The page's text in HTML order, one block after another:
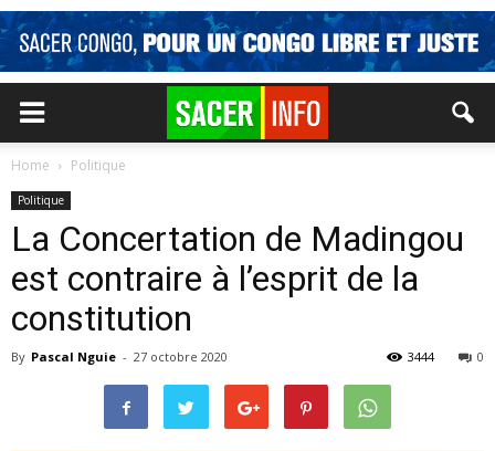
Home Politique
Politique
La Concertation de Madingou
est contraire à l’esprit de la
constitution
By Pascal Nguie - 27 octobre 2020 0
3444